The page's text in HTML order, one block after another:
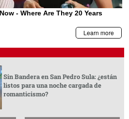
Sin Bandera en San Pedro Sula: ¿están
listos para una noche cargada de
romanticismo?